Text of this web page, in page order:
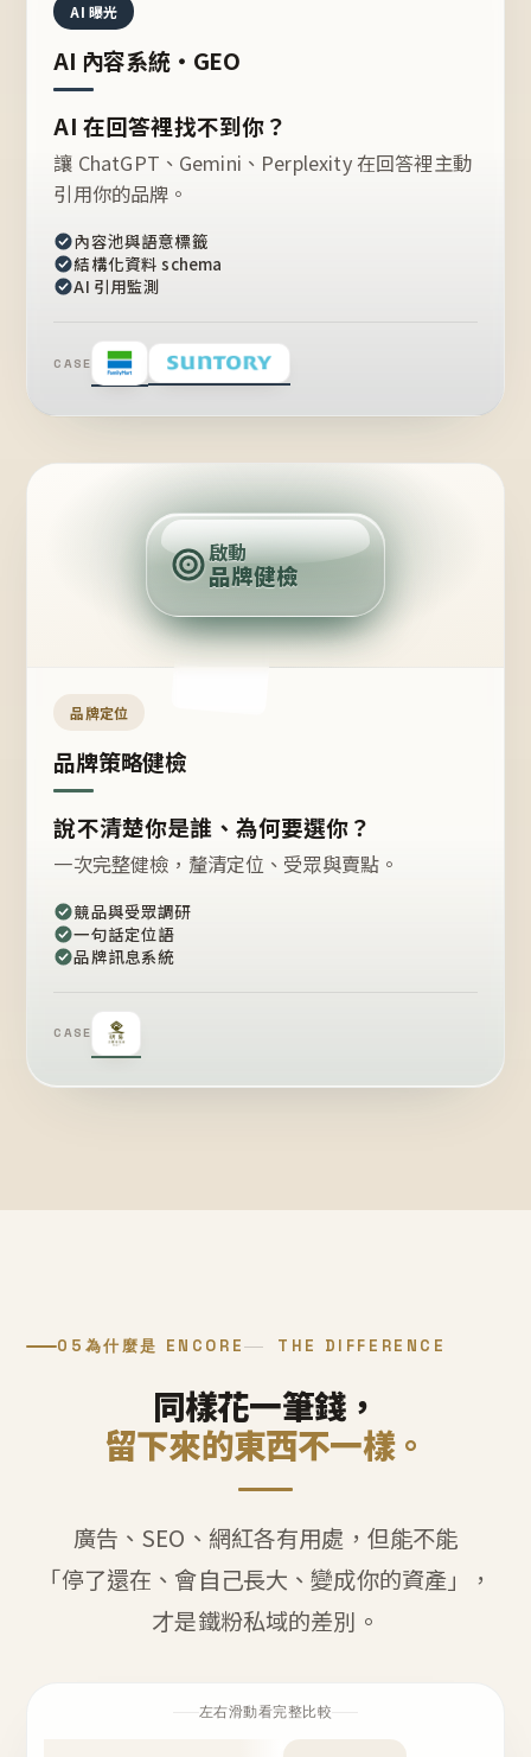
AI 曝光
AI 內容系統・GEO
AI 在回答裡找不到你？
讓 ChatGPT、Gemini、Perplexity 在回答裡主動
引用你的品牌。
內容池與語意標籤
結構化資料 schema
AI 引用監測
CASE
定
位
點
啟動
品牌健檢
品牌定位
品牌策略健檢
說不清楚你是誰、為何要選你？
一次完整健檢，釐清定位、受眾與賣點。
競品與受眾調研
一句話定位語
品牌訊息系統
CASE
05 為什麼是 ENCORE THE DIFFERENCE
同樣花一筆錢，
留下來的東西不一樣。
廣告、SEO、網紅各有用處，但能不能
「停了還在、會自己長大、變成你的資產」，
才是鐵粉私域的差別。
左右滑動看完整比較